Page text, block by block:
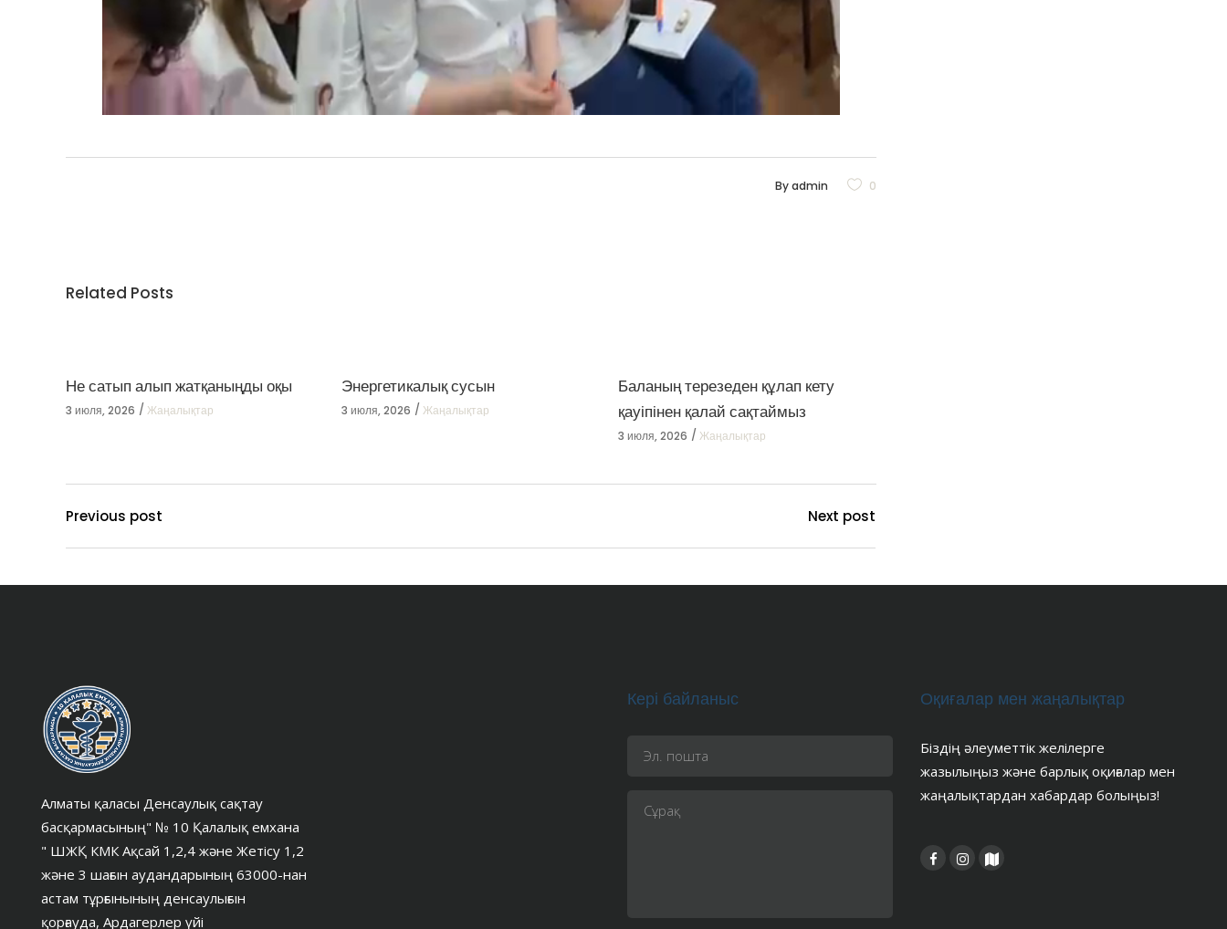
Byadmin 0
Related Posts
Не сатып алып жатқаныңды оқы
3 июля, 2026 Жаңалықтар
Энергетикалық сусын
3 июля, 2026 Жаңалықтар
Баланың терезеден құлап кету
қауіпінен қалай сақтаймыз
3 июля, 2026 Жаңалықтар
Previous post Next post
Алматы қаласы Денсаулық сақтау
басқармасының" № 10 Қалалық емхана
" ШЖҚ КМК Ақсай 1,2,4 және Жетісу 1,2
және 3 шағын аудандарының 63000-нан
астам тұрғынының денсаулығын
қорғауда, Ардагерлер үйі
Кері байланыс Оқиғалар мен жаңалықтар
Біздің әлеуметтік желілерге
жазылыңыз және барлық оқиғалар мен
жаңалықтардан хабардар болыңыз!